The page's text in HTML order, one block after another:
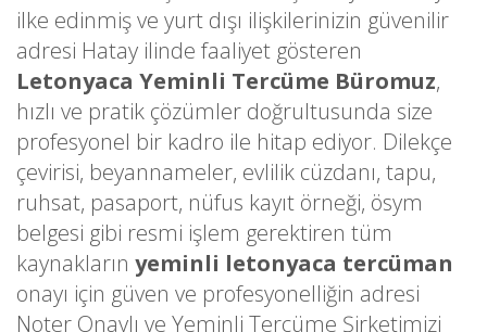
ilke edinmiş ve yurt dışı ilişkilerinizin güvenilir
adresi Hatay ilinde faaliyet gösteren
Letonyaca Yeminli Tercüme Büromuz,
hızlı ve pratik çözümler doğrultusunda size
profesyonel bir kadro ile hitap ediyor. Dilekçe
çevirisi, beyannameler, evlilik cüzdanı, tapu,
ruhsat, pasaport, nüfus kayıt örneği, ösym
belgesi gibi resmi işlem gerektiren tüm
kaynakların yeminli letonyaca tercüman
onayı için güven ve profesyonelliğin adresi
Noter Onaylı ve Yeminli Tercüme Şirketimizi